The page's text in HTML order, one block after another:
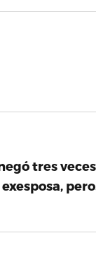
tres